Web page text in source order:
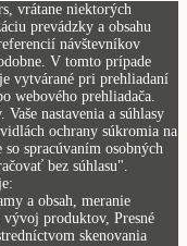
vrátane niektorých
prevádzky a obsahu
návštevníkov
V tomto prípade
vytvárané pri prehliadaní
webového prehliadača.
nastavenia a súhlasy
ochrany súkromia na
spracúvaním osobných
bez súhlasu".
a obsah, meranie
produktov, Presné
skenovania